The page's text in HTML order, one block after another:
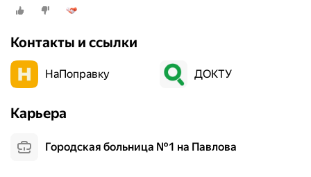
Контакты и ссылки
НаПоправку ДОКТУ
Карьера
Городская больница №1 на Павлова